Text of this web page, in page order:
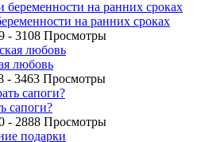
на ранних сроках
- 3108 Просмотры
любовь
- 3463 Просмотры
сапоги?
- 2888 Просмотры